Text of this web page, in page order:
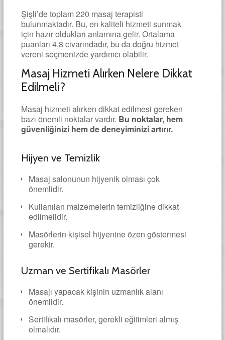
Şişli’de toplam 220 masaj terapisti
bulunmaktadır. Bu, en kaliteli hizmeti sunmak
için hazır oldukları anlamına gelir. Ortalama
puanları 4,8 civarındadır, bu da doğru hizmet
vereni seçmenizde yardımcı olabilir.
Masaj Hizmeti Alırken Nelere Dikkat
Edilmeli?
Masaj hizmeti alırken dikkat edilmesi gereken
bazı önemli noktalar vardır. Bu noktalar, hem
güvenliğinizi hem de deneyiminizi artırır.
Hijyen ve Temizlik
Masaj salonunun hijyenik olması çok
önemlidir.
Kullanılan malzemelerin temizliğine dikkat
edilmelidir.
Masörlerin kişisel hijyenine özen göstermesi
gerekir.
Uzman ve Sertifikalı Masörler
Masajı yapacak kişinin uzmanlık alanı
önemlidir.
Sertifikalı masörler, gerekli eğitimleri almış
olmalıdır.